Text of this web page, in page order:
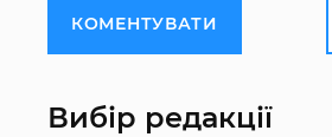
КОМЕНТУВАТИ
Вибір редакції